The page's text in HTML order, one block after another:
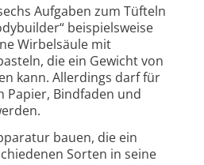
Aufgaben zum Tüfteln
beispielsweise
Wirbel­säule mit
die ein Gewicht von
kann. Allerdings darf für
Papier, Bindfaden und
bauen, die ein
Sorten in seine